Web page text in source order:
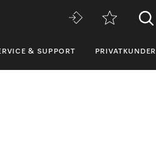
& SUPPORT PRIVATKUNDER